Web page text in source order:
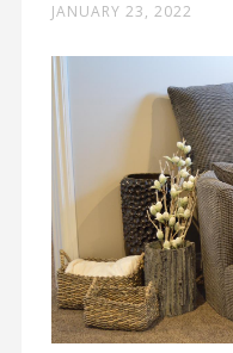
JANUARY 23, 2022